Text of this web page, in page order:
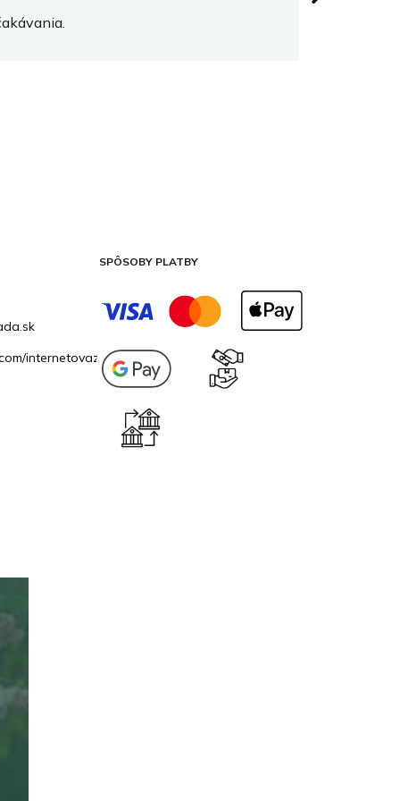
internetovazahrada.sk/
SPÔSOBY PLATBY